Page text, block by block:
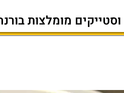
מומלצות